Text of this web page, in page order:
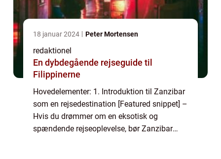
18 januar 2024 Peter Mortensen
redaktionel
En dybdegående rejseguide til
Filippinerne
Hovedelementer: 1. Introduktion til Zanzibar
som en rejsedestination [Featured snippet] –
Hvis du drømmer om en eksotisk og
spændende rejseoplevelse, bør Zanzibar